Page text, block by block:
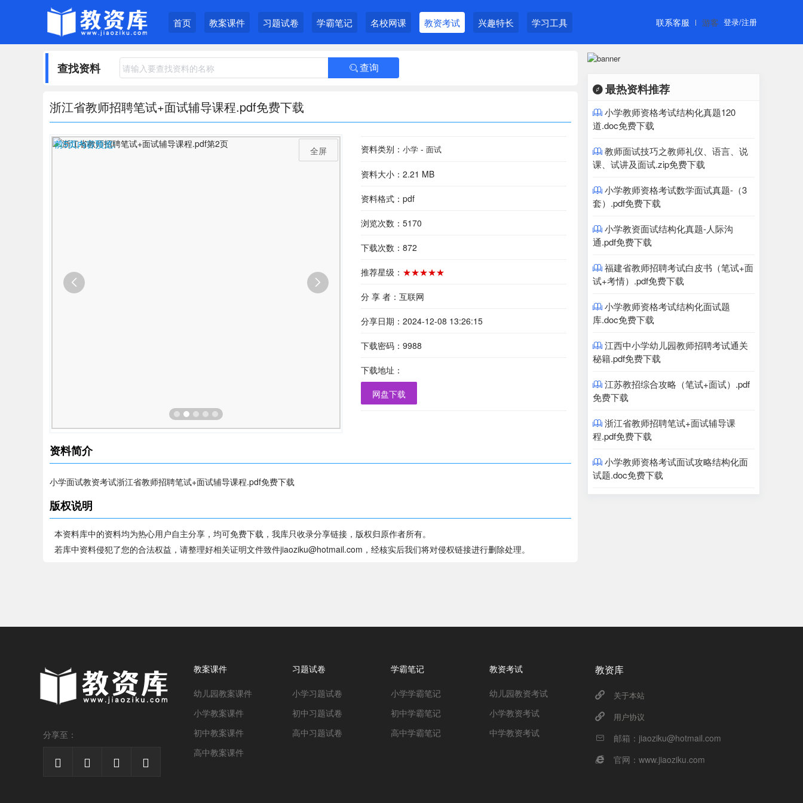
首页 教案课件 习题试卷 学霸笔记 名校网课 教资考试 兴趣特长 学习工具 游客 登录/注册
联系客服
查找资料  查询
浙江省教师招聘笔试+面试辅导课程.pdf免费下载
前5页内容预览:
全屏 资料类别： 小学 - 面试
资料大小：2.21 MB
资料格式：pdf
浏览次数：5170
下载次数：872
推荐星级： ★★★★★
分 享 者：互联网
分享日期：2024-12-08 13:26:15
下载密码：9988
下载地址：
网盘下载
资料简介
小学面试教资考试浙江省教师招聘笔试+面试辅导课程.pdf免费下载
版权说明
本资料库中的资料均为热心用户自主分享，均可免费下载，我库只收录分享链接，版权归原作者所有。
若库中资料侵犯了您的合法权益，请整理好相关证明文件致件jiaoziku@hotmail.com，经核实后我们将对侵权链接进行删除处理。
最热资料推荐
 小学教师资格考试结构化真题120
道.doc免费下载
 教师面试技巧之教师礼仪、语言、说
课、试讲及面试.zip免费下载
 小学教师资格考试数学面试真题-（3
套）.pdf免费下载
 小学教资面试结构化真题-人际沟
通.pdf免费下载
 福建省教师招聘考试白皮书（笔试+面
试+考情）.pdf免费下载
 小学教师资格考试结构化面试题
库.doc免费下载
 江西中小学幼儿园教师招聘考试通关
秘籍.pdf免费下载
 江苏教招综合攻略（笔试+面试）.pdf
免费下载
 浙江省教师招聘笔试+面试辅导课
程.pdf免费下载
 小学教师资格考试面试攻略结构化面
试题.doc免费下载
分享至：
   
教案课件
幼儿园教案课件
小学教案课件
初中教案课件
高中教案课件
习题试卷
小学习题试卷
初中习题试卷
高中习题试卷
学霸笔记
小学学霸笔记
初中学霸笔记
高中学霸笔记
教资考试
幼儿园教资考试
小学教资考试
中学教资考试
教资库
关于本站
用户协议
邮箱：jiaoziku@hotmail.com
官网：www.jiaoziku.com